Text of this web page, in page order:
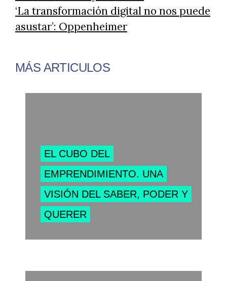
‘La transformación digital no nos puede
asustar’: Oppenheimer
MÁS ARTICULOS
EL CUBO DEL
EMPRENDIMIENTO. UNA
VISIÓN DEL SABER, PODER Y
QUERER